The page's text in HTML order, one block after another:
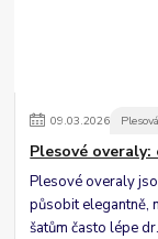
09.03.2026
Plesové
Plesové overaly
působit elegantně,
šatům často lépe